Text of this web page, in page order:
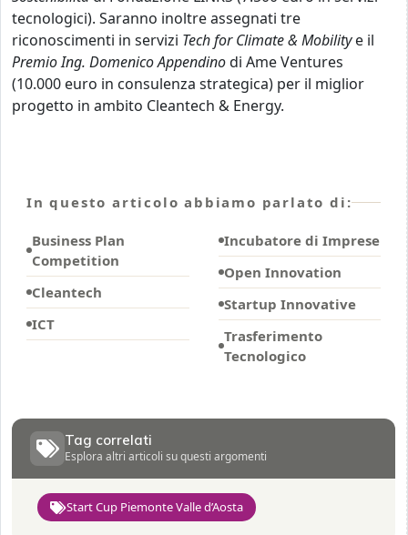
tecnologici). Saranno inoltre assegnati tre
riconoscimenti in servizi Tech for Climate & Mobilitye il
Premio Ing. Domenico Appendinodi Ame Ventures
(10.000 euro in consulenza strategica) per il miglior
progetto in ambito Cleantech & Energy.
In questo articolo abbiamo parlato di:
Business Plan
Competition
Cleantech
ICT
Incubatore di Imprese
Open Innovation
Startup Innovative
Trasferimento
Tecnologico
Tag correlati
Esplora altri articoli su questi argomenti
Start Cup Piemonte Valle d’Aosta